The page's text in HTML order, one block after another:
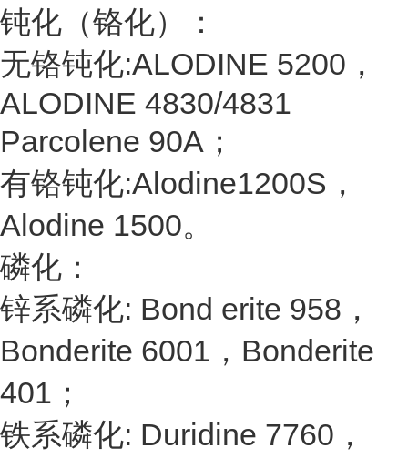
钝化（铬化）：
无铬钝化:ALODINE 5200，
ALODINE 4830/4831
Parcolene 90A；
有铬钝化:Alodine1200S，
Alodine 1500。
磷化：
锌系磷化: Bond erite 958，
Bonderite 6001，Bonderite
401；
铁系磷化: Duridine 7760，